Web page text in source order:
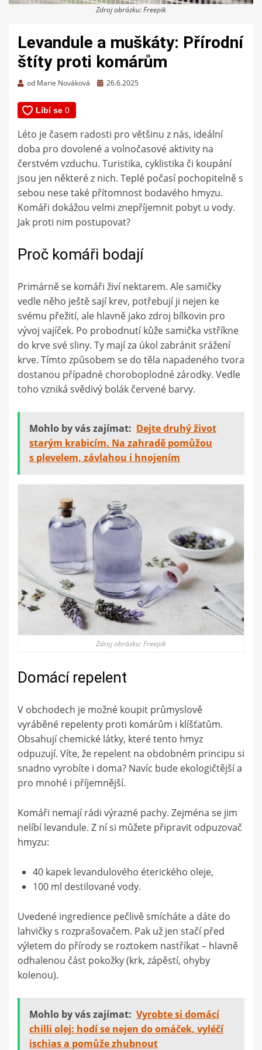
Zdroj obrázku: Freepik
Levandule a muškáty: Přírodní
štíty proti komárům
od Marie Nováková
Zveřejněno
26.6.2025
Léto je časem radosti pro většinu z nás, ideální
doba pro dovolené a volnočasové aktivity na
čerstvém vzduchu. Turistika, cyklistika či koupání
jsou jen některé z nich. Teplé počasí pochopitelně s
sebou nese také přítomnost bodavého hmyzu.
Komáři dokážou velmi znepříjemnit pobyt u vody.
Jak proti nim postupovat?
Proč komáři bodají
Primárně se komáři živí nektarem. Ale samičky
vedle něho ještě sají krev, potřebují ji nejen ke
svému přežití, ale hlavně jako zdroj bílkovin pro
vývoj vajíček. Po probodnutí kůže samička vstříkne
do krve své sliny. Ty mají za úkol zabránit srážení
krve. Tímto způsobem se do těla napadeného tvora
dostanou případné choroboplodné zárodky. Vedle
toho vzniká svědivý bolák červené barvy.
Mohlo by vás zajímat: Dejte druhý život
starým krabicím. Na zahradě pomůžou
s plevelem, závlahou i hnojením
Zdroj obrázku: Freepik
Domácí repelent
V obchodech je možné koupit průmyslově
vyráběné repelenty proti komárům i klíšťatům.
Obsahují chemické látky, které tento hmyz
odpuzují. Víte, že repelent na obdobném principu si
snadno vyrobíte i doma? Navíc bude ekologičtější a
pro mnohé i příjemnější.
Komáři nemají rádi výrazné pachy. Zejména se jim
nelíbí levandule. Z ní si můžete připravit odpuzovač
hmyzu:
40 kapek levandulového éterického oleje,
100 ml destilované vody.
Uvedené ingredience pečlivě smícháte a dáte do
lahvičky s rozprašovačem. Pak už jen stačí před
výletem do přírody se roztokem nastříkat – hlavně
odhalenou část pokožky (krk, zápěstí, ohyby
kolenou).
Mohlo by vás zajímat: Vyrobte si domácí
chilli olej: hodí se nejen do omáček, vyléčí
ischias a pomůže zhubnout